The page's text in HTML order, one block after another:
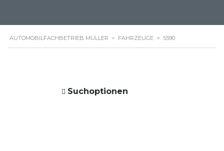
AUTOMOBILFACHBETRIEB MÜLLER > FAHRZEUGE > 5590
Suchoptionen